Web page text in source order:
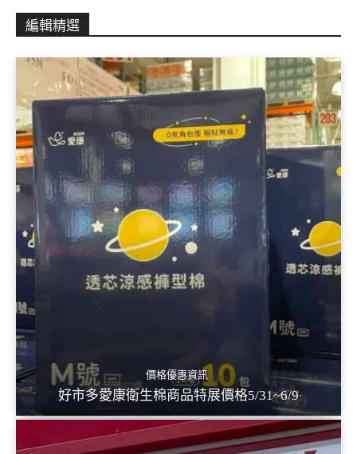
編輯精選
價格優惠資訊
好市多愛康衛生棉商品特展價格5/31~6/9